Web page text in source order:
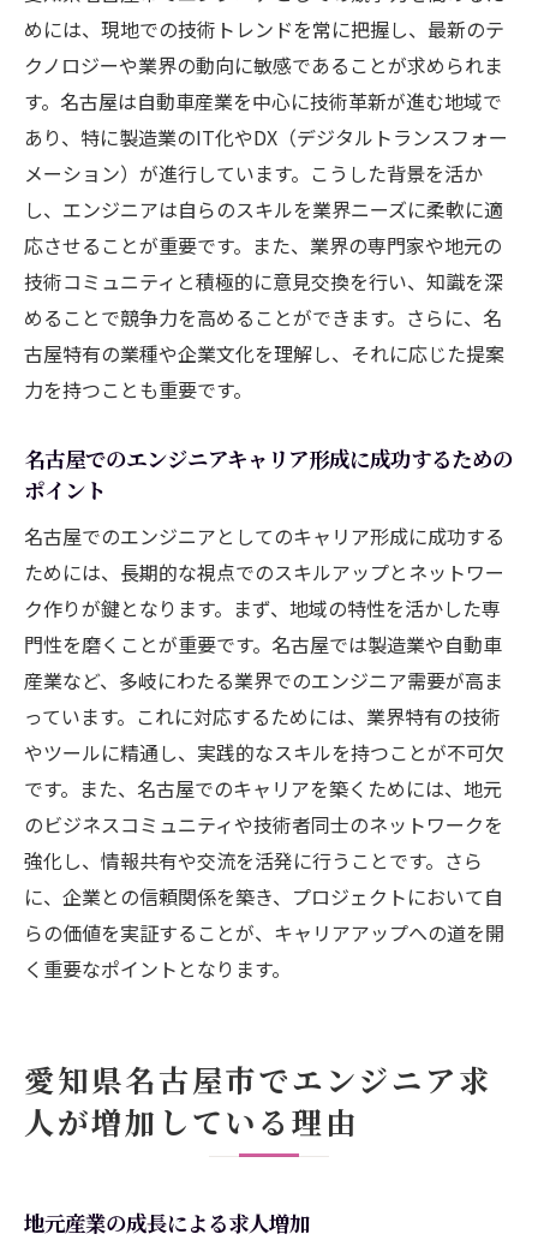
製造業での技術革新の一端を担うエンジニ
ア
名古屋の医療技術分野でのエンジニア需要
エネルギー産業におけるエンジニアの可能
性
各業界で求められるエンジニアのスキルセ
ット
エンジニアとして名古屋で長期的なキャリアを
築く方法
キャリアのロードマップを作成する
名古屋のプロフェッショナルネットワーク
名古屋でのメンターシップとその活用法
チャレンジングなプロジェクトへの積極的
な参加
名古屋での安定したキャリアの基盤を築く
めには、現地での技術トレンドを常に把握し、最新のテ
クノロジーや業界の動向に敏感であることが求められま
す。名古屋は自動車産業を中心に技術革新が進む地域で
あり、特に製造業のIT化やDX（デジタルトランスフォー
メーション）が進行しています。こうした背景を活か
し、エンジニアは自らのスキルを業界ニーズに柔軟に適
応させることが重要です。また、業界の専門家や地元の
技術コミュニティと積極的に意見交換を行い、知識を深
めることで競争力を高めることができます。さらに、名
古屋特有の業種や企業文化を理解し、それに応じた提案
力を持つことも重要です。
名古屋でのエンジニアキャリア形成に成功するための
ポイント
名古屋でのエンジニアとしてのキャリア形成に成功する
ためには、長期的な視点でのスキルアップとネットワー
ク作りが鍵となります。まず、地域の特性を活かした専
門性を磨くことが重要です。名古屋では製造業や自動車
産業など、多岐にわたる業界でのエンジニア需要が高ま
っています。これに対応するためには、業界特有の技術
やツールに精通し、実践的なスキルを持つことが不可欠
です。また、名古屋でのキャリアを築くためには、地元
のビジネスコミュニティや技術者同士のネットワークを
強化し、情報共有や交流を活発に行うことです。さら
に、企業との信頼関係を築き、プロジェクトにおいて自
らの価値を実証することが、キャリアアップへの道を開
く重要なポイントとなります。
愛知県名古屋市でエンジニア求
人が増加している理由
地元産業の成長による求人増加